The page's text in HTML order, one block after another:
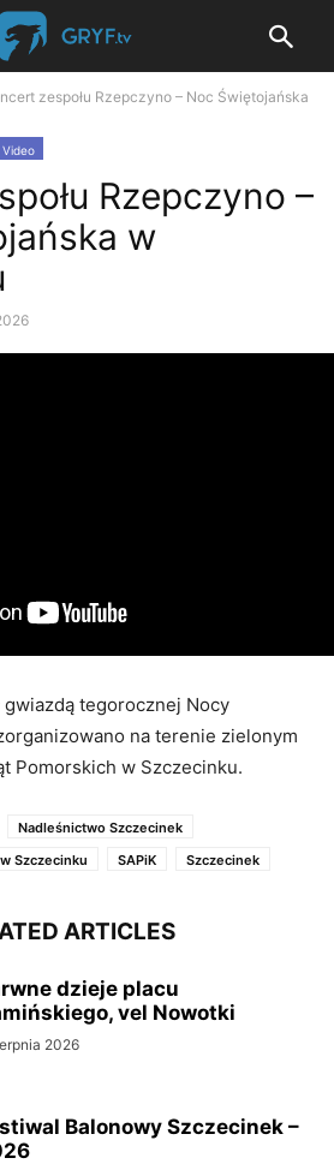
zespołu Rzepczyno – Noc Świętojańska
Video
Rzepczyno –
w
gwiazdą tegorocznej Nocy
na terenie zielonym
Pomorskich w Szczecinku.
Nadleśnictwo Szczecinek
Szczecinku
SAPiK Szczecinek
ARTICLES
dzieje placu
vel Nowotki
2026
Balonowy Szczecinek –